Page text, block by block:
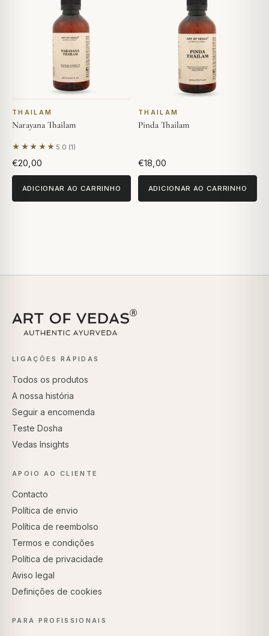
THAILAM
Narayana Thailam
★★★★★ 5.0 (1)
Com base em 1 avaliação
€20,00
ADICIONAR AO CARRINHO
THAILAM
Pinda Thailam
€18,00
ADICIONAR AO CARRINHO
LIGAÇÕES RÁPIDAS
Todos os produtos
A nossa história
Seguir a encomenda
Teste Dosha
Vedas Insights
APOIO AO CLIENTE
Contacto
Política de envio
Política de reembolso
Termos e condições
Política de privacidade
Aviso legal
Definições de cookies
PARA PROFISSIONAIS